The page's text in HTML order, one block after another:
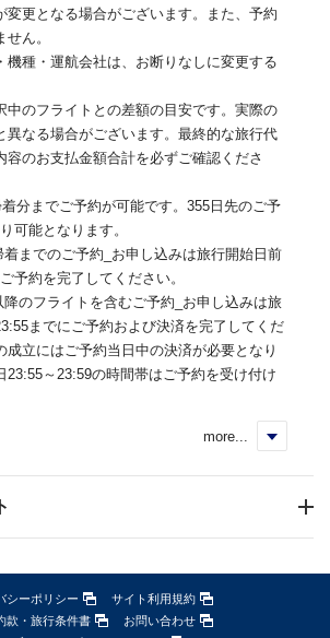
変更となる場合がございます。また、予約
ん。
機種・運航会社は、お断りなしに変更する
中のフライトとの差額の目安です。実際の
異なる場合がございます。最終的な旅行代
容のお支払金額合計を必ずご確認くださ
分までご予約が可能です。355日先のご予
可能となります。
着までのご予約_お申し込みは旅行開始日前
予約を完了してください。
降のフライトを含むご予約_お申し込みは旅
までにご予約および決済を完了してくだ
成立にはご予約当日中の決済が必要となり
23:55～23:59の時間帯はご予約を受け付け
more...
シーポリシー
サイト利用規約
款・旅行条件書
お問い合わせ